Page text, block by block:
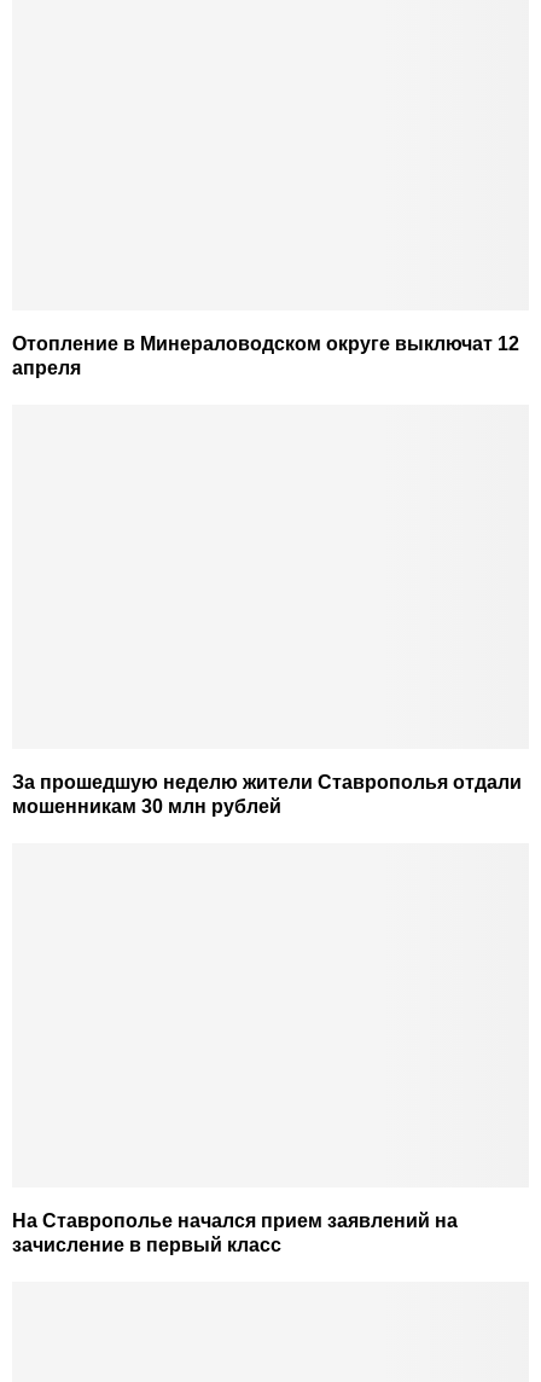
Отопление в Минераловодском округе выключат 12
апреля
За прошедшую неделю жители Ставрополья отдали
мошенникам 30 млн рублей
На Ставрополье начался прием заявлений на
зачисление в первый класс